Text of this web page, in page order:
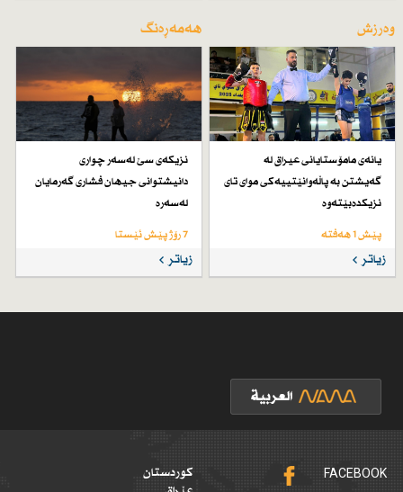
وەرزش
یانەی مامۆستایانی عیراق لە
گەیشتن بە پاڵەوانێتییەكی موای تای
نزیكدەبێتەوە
پێش 1 هەفتە
زیاتر
هەمەڕەنگ
نزیكەی سێ لەسەر چواری
دانیشتوانی جیهان فشاری گەرمایان
لەسەرە
7 رۆژ پێش ئێستا
زیاتر
FACEBOOK
کوردستان